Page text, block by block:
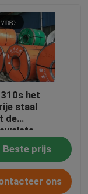
het
staal
de
Vlakke
Staalbars
Beste prijs
ons